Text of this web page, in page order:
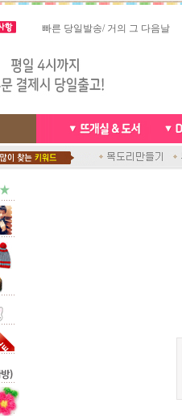
스마트폰으로 핸드폰 결제 ,카드
배송완료 /